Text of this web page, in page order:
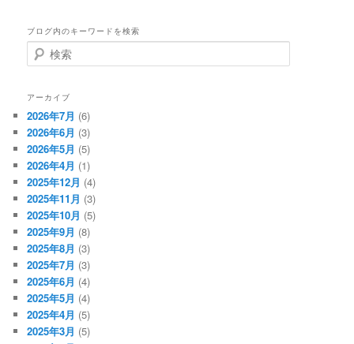
ブログ内のキーワードを検索
検
索
アーカイブ
2026年7月 (6)
2026年6月 (3)
2026年5月 (5)
2026年4月 (1)
2025年12月 (4)
2025年11月 (3)
2025年10月 (5)
2025年9月 (8)
2025年8月 (3)
2025年7月 (3)
2025年6月 (4)
2025年5月 (4)
2025年4月 (5)
2025年3月 (5)